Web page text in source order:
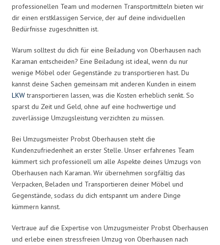
professionellen Team und modernen Transportmitteln bieten wir
dir einen erstklassigen Service, der auf deine individuellen
Bedürfnisse zugeschnitten ist.
Warum solltest du dich für eine Beiladung von Oberhausen nach
Karaman entscheiden? Eine Beiladung ist ideal, wenn du nur
wenige Möbel oder Gegenstände zu transportieren hast. Du
kannst deine Sachen gemeinsam mit anderen Kunden in einem
LKWtransportieren lassen, was die Kosten erheblich senkt. So
sparst du Zeit und Geld, ohne auf eine hochwertige und
zuverlässige Umzugsleistung verzichten zu müssen.
Bei Umzugsmeister Probst Oberhausen steht die
Kundenzufriedenheit an erster Stelle. Unser erfahrenes Team
kümmert sich professionell um alle Aspekte deines Umzugs von
Oberhausen nach Karaman. Wir übernehmen sorgfältig das
Verpacken, Beladen und Transportieren deiner Möbel und
Gegenstände, sodass du dich entspannt um andere Dinge
kümmern kannst.
Vertraue auf die Expertise von Umzugsmeister Probst Oberhausen
und erlebe einen stressfreien Umzug von Oberhausen nach